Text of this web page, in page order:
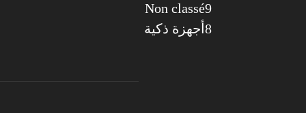
Non classé9
أجهزة ذكية 8